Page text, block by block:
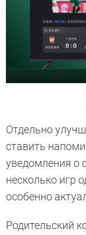
Отдельно
ставить
уведомления о
несколько игр
особенно
Родительский